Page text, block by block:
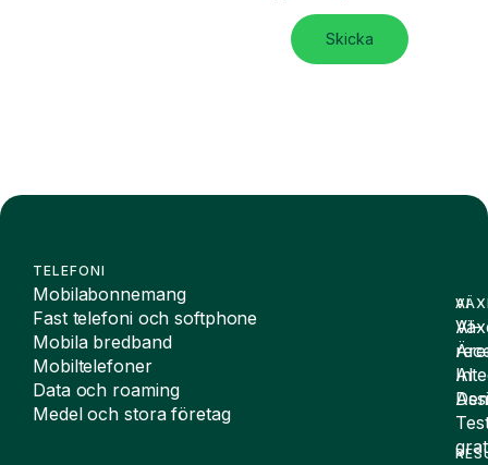
Skicka
TELEFONI
Mobilabonnemang
Fast telefoni och softphone
Mobila bredband
Mobiltelefoner
Data och roaming
Medel och stora företag
AI
AI-
AI